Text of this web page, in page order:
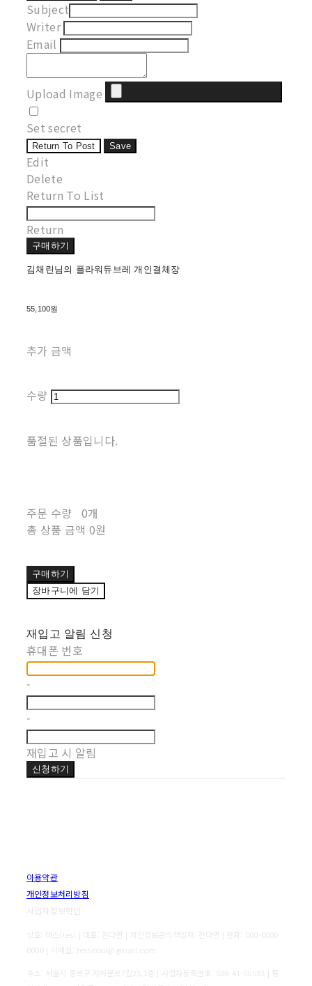
Subject
Writer
Email
Upload Image
Set secret
Return To Post Save
Edit
Delete
Return To List
Return
구매하기
김채린님의 플라워듀브레 개인결체장
55,100원
추가 금액
수량
품절된 상품입니다.
주문 수량
0개
총 상품 금액 0원
구매하기
장바구니에 담기
재입고 알림 신청
휴대폰 번호
-
-
재입고 시 알림
신청하기
이용약관
개인정보처리방침
사업자정보확인
상호: 테스(tes) | 대표: 전다연 | 개인정보관리책임자: 전다연 | 전화: 000-0000-
0000 | 이메일: tesseoul@gmail.com
주소: 서울시 종로구 자하문로7길25,1층 | 사업자등록번호: 586-41-00583 | 통